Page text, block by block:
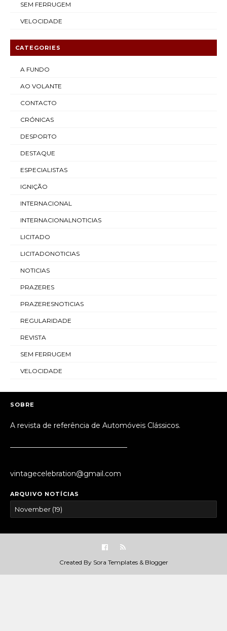
SEM FERRUGEM
VELOCIDADE
CATEGORIES
A FUNDO
AO VOLANTE
CONTACTO
CRÓNICAS
DESPORTO
DESTAQUE
ESPECIALISTAS
IGNIÇÃO
INTERNACIONAL
INTERNACIONALNOTICIAS
LICITADO
LICITADONOTICIAS
NOTICIAS
PRAZERES
PRAZERESNOTICIAS
REGULARIDADE
REVISTA
SEM FERRUGEM
VELOCIDADE
SOBRE
A revista de referência de Automóveis Clássicos.
vintagecelebration@gmail.com
ARQUIVO NOTÍCIAS
Created By Sora Templates& Blogger